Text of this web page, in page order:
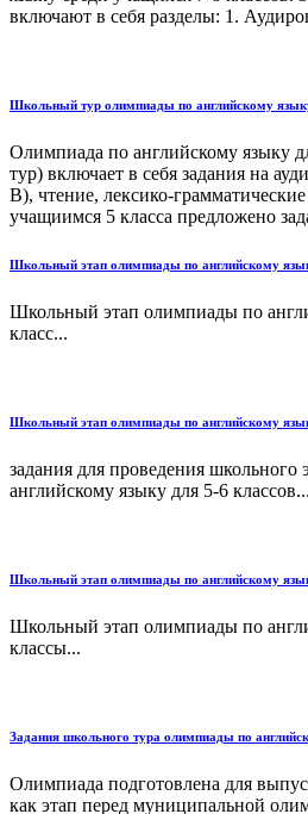
включают в себя разделы: 1.
Школьный тур олимпиады по английскому
Олимпиада по английскому языку
тур) включает в себя задания на
В), чтение, лексико-
учащиимся 5 класса предложено
Школьный этап олимпиады по английскому
Школьный этап олимпиады по
класс...
Школьный этап олимпиады по английскому
задания для проведения
английскому языку для 5-6 классов...
Школьный этап олимпиады по английскому
Школьный этап олимпиады по
классы...
Задания школьного тура олимпиады по
Олимпиада подготовлена для
как этап перед муниципальной